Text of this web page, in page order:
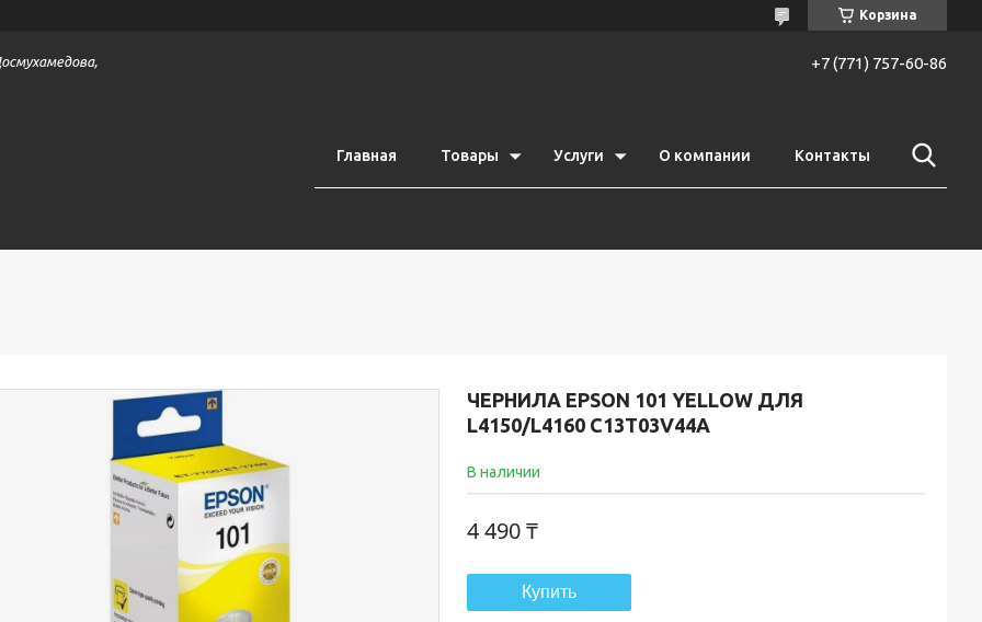
Корзина
+7 (771) 757-60-86
Главная Товары Услуги О компании Контакты
ЧЕРНИЛА EPSON 101 YELLOW ДЛЯ
L4150/L4160 C13T03V44A
В наличии
4 490 ₸
Купить